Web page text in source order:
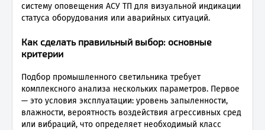
систему оповещения АСУ ТП для визуальной индикации
статуса оборудования или аварийных ситуаций.
Как сделать правильный выбор: основные
критерии
Подбор промышленного светильника требует
комплексного анализа нескольких параметров. Первое
— это условия эксплуатации: уровень запыленности,
влажности, вероятность воздействия агрессивных сред
или вибраций, что определяет необходимый класс